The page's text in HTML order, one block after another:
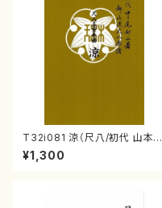
T32i081 涼（尺八/初代 山本邦
山/尺八/都山式譜）都山流公刊
楽譜曲番:530
¥1,300